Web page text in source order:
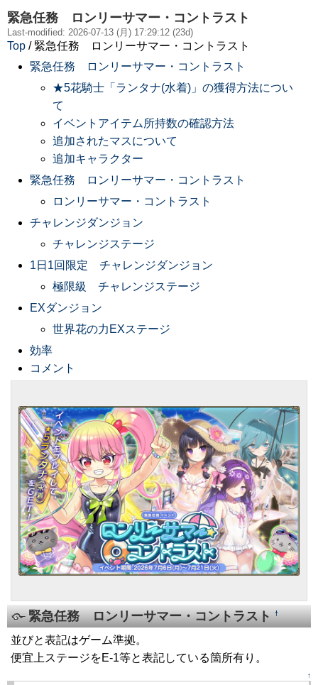
緊急任務 ロンリーサマー・コントラスト
Last-modified: 2026-07-13 (月) 17:29:12 (23d)
Top / 緊急任務 ロンリーサマー・コントラスト
緊急任務 ロンリーサマー・コントラスト
★5花騎士「ランタナ(水着)」の獲得方法につい
て
イベントアイテム所持数の確認方法
追加されたマスについて
追加キャラクター
緊急任務 ロンリーサマー・コントラスト
ロンリーサマー・コントラスト
チャレンジダンジョン
チャレンジステージ
1日1回限定 チャレンジダンジョン
極限級 チャレンジステージ
EXダンジョン
世界花の力EXステージ
効率
コメント
緊急任務 ロンリーサマー・コントラスト†
並びと表記はゲーム準拠。
便宜上ステージをE-1等と表記している箇所有り。
↑